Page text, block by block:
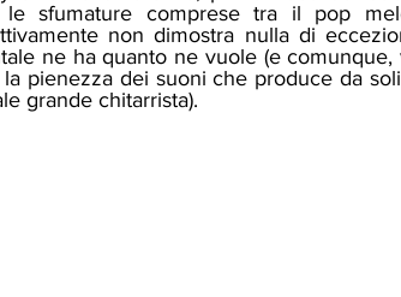
le sfumature comprese tra il pop
non dimostra nulla di
ne ha quanto ne vuole (e comunque,
pienezza dei suoni che produce da
grande chitarrista).